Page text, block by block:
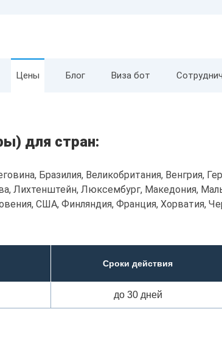
Цены Блог Виза бот
для стран:
Бразилия, Великобритания, Венгрия,
Лихтенштейн, Люксембург, Македония,
США, Финляндия, Франция, Хорватия,
Сроки действия
до 30 дней